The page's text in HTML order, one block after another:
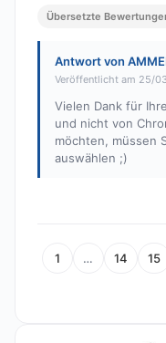
Übersetzte
Antwort von
Veröffentlicht am 25/
Vielen Dank für
und nicht von
möchten, müssen
auswählen ;)
1 … 14 15